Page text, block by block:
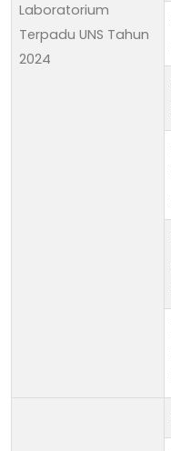
Laboratorium
Terpadu UNS Tahun
2024